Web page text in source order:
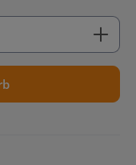
Wert ein